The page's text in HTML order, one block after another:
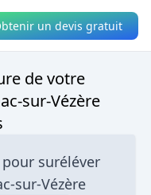
un devis gratuit
de votre
sur-Vézère
suréléver
sur-Vézère